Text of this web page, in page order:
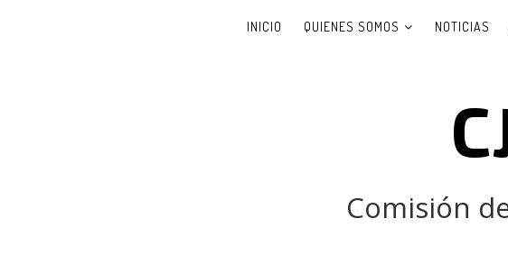
INICIO QUIENES SOMOS NOTICIAS
Comisión